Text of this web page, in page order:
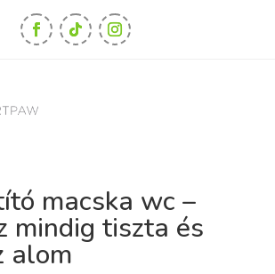
macska wc –
mindig tiszta és
alom